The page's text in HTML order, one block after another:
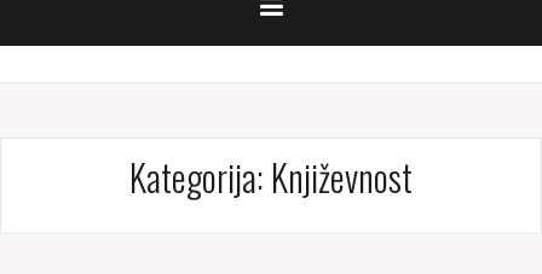
Kategorija: Književnost